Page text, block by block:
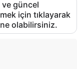
ve güncel
için tıklayarak
olabilirsiniz.